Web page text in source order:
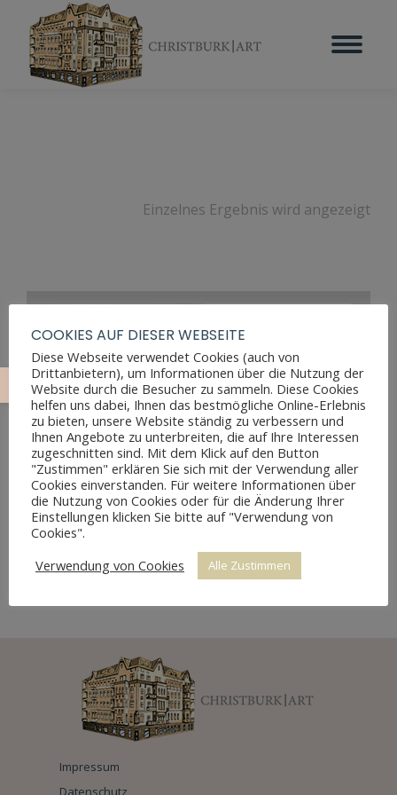
Einzelnes Ergebnis wird angezeigt
7-TEILIGE SITZGARNITUR NEOGOTIK
Impressum
Datenschutz
COOKIES AUF DIESER WEBSEITE
Diese Webseite verwendet Cookies (auch von
Drittanbietern), um Informationen über die Nutzung der
Website durch die Besucher zu sammeln. Diese Cookies
helfen uns dabei, Ihnen das bestmögliche Online-Erlebnis
zu bieten, unsere Website ständig zu verbessern und
Ihnen Angebote zu unterbreiten, die auf Ihre Interessen
zugeschnitten sind. Mit dem Klick auf den Button
"Zustimmen" erklären Sie sich mit der Verwendung aller
Cookies einverstanden. Für weitere Informationen über
die Nutzung von Cookies oder für die Änderung Ihrer
Einstellungen klicken Sie bitte auf "Verwendung von
Cookies".
Verwendung von Cookies
Alle Zustimmen